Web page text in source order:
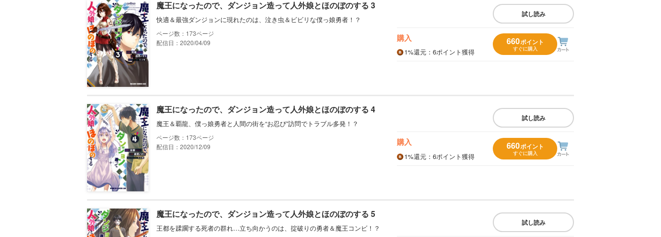
魔王になったので、ダンジョン造って人外娘とほのぼのする 3
快適＆最強ダンジョンに現れたのは、泣き虫＆ビビリな僕っ娘勇者！？
173
配信日：2020/04/09
試し読み
購入
1%還元 ：6ポイント獲得
660ポイント
すぐに購入
魔王になったので、ダンジョン造って人外娘とほのぼのする 4
魔王＆覇龍、僕っ娘勇者と人間の街を“お忍び”訪問でトラブル多発！？
173
配信日：2020/12/09
試し読み
購入
1%還元 ：6ポイント獲得
660ポイント
すぐに購入
魔王になったので、ダンジョン造って人外娘とほのぼのする 5
王都を蹂躙する死者の群れ…立ち向かうのは、掟破りの勇者＆魔王コンビ！？
試し読み